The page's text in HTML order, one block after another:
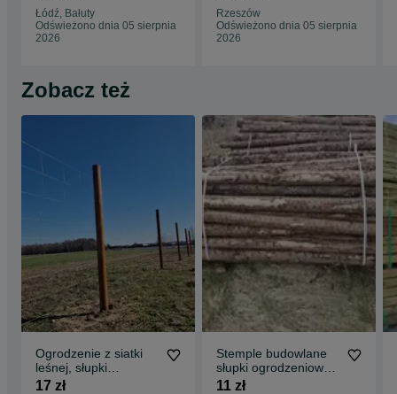
Łódź, Bałuty
Odświeżono dnia 05 sierpnia
2026
Rzeszów
Odświeżono dnia 05 sierpnia
2026
Zobacz też
Ogrodzenie z siatki
leśnej, słupki
okorowane
17 zł
Stemple budowlane
słupki ogrodzeniowe
sosna świerk
11 zł